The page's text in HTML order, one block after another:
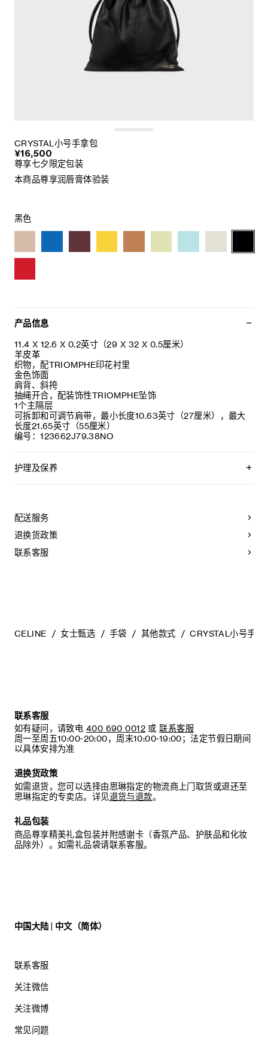
CRYSTAL小号手拿包
¥16,500
尊享七夕限定包装
本商品尊享润唇膏体验装
黑色
产品信息
11.4 X 12.6 X 0.2英寸（29 X 32 X 0.5厘米）
羊皮革
织物，配TRIOMPHE印花衬里
金色饰面
肩背、斜挎
抽绳开合，配装饰性TRIOMPHE坠饰
1个主隔层
可拆卸和可调节肩带，最小长度10.63英寸（27厘米），最大
长度21.65英寸（55厘米）
编号：123662J79.38NO
护理及保养
建议您：
- 防止潮湿；避免接触液体、护手霜、洗手液、化妆品及香水。
如果您的手袋不慎接触到水或上述物质，请用干燥且不带绒毛
的浅色吸水布轻轻擦拭；
配送服务
退换货政策
联系客服
CELINE 女士甄选 手袋 其他款式 CRYSTAL小号手拿
联系客服
如有疑问，请致电 400 690 0012 或 联系客服
周一至周五10:00-20:00，周末10:00-19:00；法定节假日期间
以具体安排为准
退换货政策
如需退货，您可以选择由思琳指定的物流商上门取货或退还至
思琳指定的专卖店。详见退货与退款。
礼品包装
商品尊享精美礼盒包装并附感谢卡（香氛产品、护肤品和化妆
品除外）。如需礼品袋请联系客服。
中国大陆 | 中文（简体）
联系客服
关注微信
关注微博
常见问题